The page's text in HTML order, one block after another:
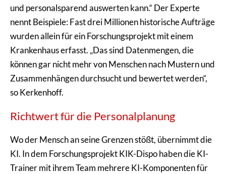
und personalsparend auswerten kann.“ Der Experte
nennt Beispiele: Fast drei Millionen historische Aufträge
wurden allein für ein Forschungsprojekt mit einem
Krankenhaus erfasst. „Das sind Datenmengen, die
können gar nicht mehr von Menschen nach Mustern und
Zusammenhängen durchsucht und bewertet werden“,
so Kerkenhoff.
Richtwert für die Personalplanung
Wo der Mensch an seine Grenzen stößt, übernimmt die
KI. In dem Forschungsprojekt KIK-Dispo haben die KI-
Trainer mit ihrem Team mehrere KI-Komponenten für